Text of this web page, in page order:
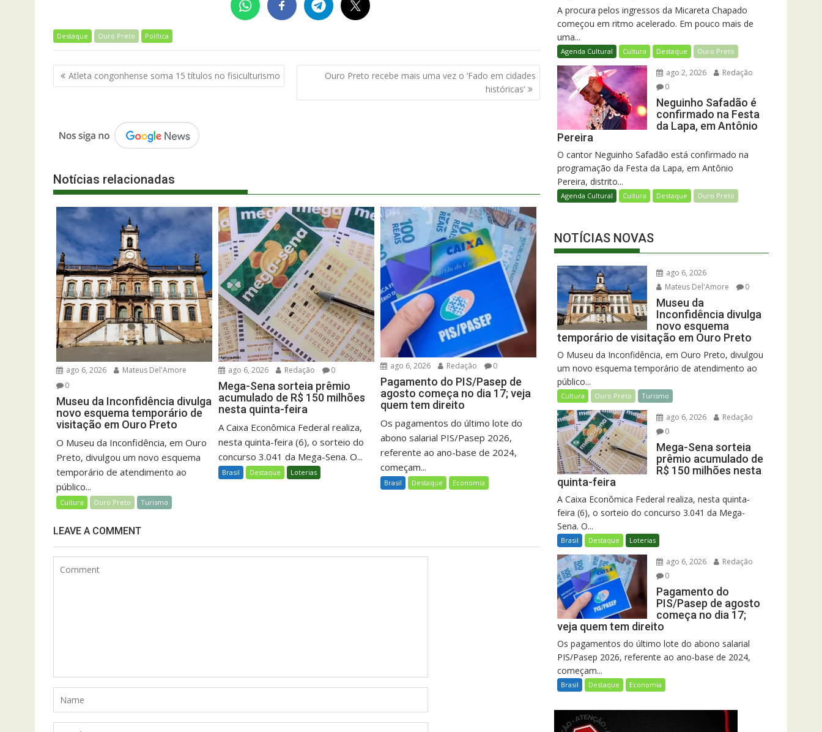
Destaque Ouro Preto Política
Navegação
de
Atleta congonhense soma 15 títulos no fisiculturismo
Ouro Preto recebe mais uma vez o ‘Fado em cidades
históricas’
Notícias relacionadas
ago 6, 2026
Mateus Del'Amore
0
Museu da Inconfidência divulga
novo esquema temporário de
visitação em Ouro Preto
O Museu da Inconfidência, em Ouro
Preto, divulgou um novo esquema
temporário de atendimento ao
público...
Cultura Ouro Preto Turismo
ago 6, 2026 Redação 0
Mega-Sena sorteia prêmio
acumulado de R$ 150 milhões
nesta quinta-feira
A Caixa Econômica Federal realiza,
nesta quinta-feira (6), o sorteio do
concurso 3.041 da Mega-Sena. O...
Brasil Destaque Loterias
ago 6, 2026 Redação 0
Pagamento do PIS/Pasep de
agosto começa no dia 17; veja
quem tem direito
Os pagamentos do último lote do
abono salarial PIS/Pasep 2026,
referente ao ano-base de 2024,
começam...
Brasil Destaque Economia
LEAVE A COMMENT
A procura pelos ingressos da Micareta Chapado
começou em ritmo acelerado. Em pouco mais de
uma...
Agenda Cultural Cultura Destaque Ouro Preto
ago 2, 2026
Redação
0
Neguinho Safadão é
confirmado na Festa
da Lapa, em Antônio
Pereira
O cantor Neguinho Safadão está confirmado na
programação da Festa da Lapa, em Antônio
Pereira, distrito...
Agenda Cultural Cultura Destaque Ouro Preto
NOTÍCIAS NOVAS
ago 6, 2026
Mateus Del'Amore
0
Museu da
Inconfidência divulga
novo esquema
temporário de visitação em Ouro Preto
O Museu da Inconfidência, em Ouro Preto, divulgou
um novo esquema temporário de atendimento ao
público...
Cultura Ouro Preto Turismo
ago 6, 2026
Redação
0
Mega-Sena sorteia
prêmio acumulado de
R$ 150 milhões nesta
quinta-feira
A Caixa Econômica Federal realiza, nesta quinta-
feira (6), o sorteio do concurso 3.041 da Mega-
Sena. O...
Brasil Destaque Loterias
ago 6, 2026
Redação
0
Pagamento do
PIS/Pasep de agosto
começa no dia 17;
veja quem tem direito
Os pagamentos do último lote do abono salarial
PIS/Pasep 2026, referente ao ano-base de 2024,
começam...
Brasil Destaque Economia